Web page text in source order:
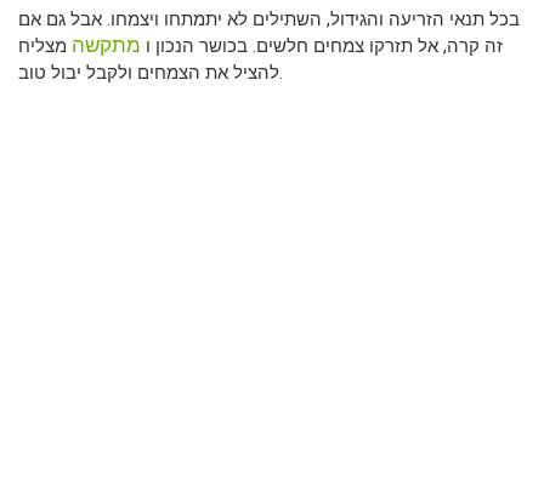
בכל תנאי הזריעה והגידול, השתילים לא יתמתחו ויצמחו. אבל גם אם
זה קרה, אל תזרקו צמחים חלשים. בכושר הנכון ו מתקשה מצליח